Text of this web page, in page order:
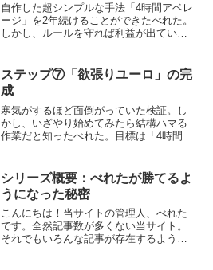
自作した超シンプルな手法「4時間アベレ
ージ」を2年続けることができたべれた。
しかし、ルールを守れば利益が出ていた
ました。妻も子どももいるのに、自分の
余計な感情のせいで...
ステップ⑦「欲張りユーロ」の完
成
寒気がするほど面倒がっていた検証。し
かし、いざやり始めてみたら結構ハマる
作業だと知ったべれた。目標は「4時間ア
という作業に苦戦。それでも、検証のあ
るポイントに気づくこと...
シリーズ概要：べれたが勝てるよ
うになった秘密
こんにちは！当サイトの管理人、べれた
です。全然記事数が多くない当サイト。
それでもいろんな記事が存在するように